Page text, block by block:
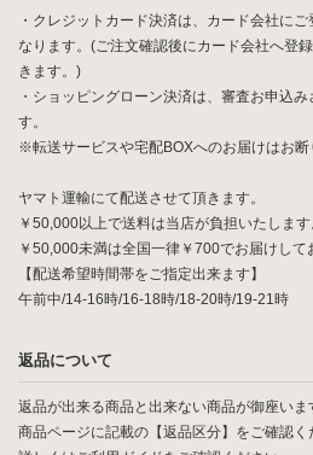
・クレジットカード決済は、カード会社に
なります。(ご注文確認後にカード会社へ登
きます。)
・ショッピングローン決済は、審査お申込
す。
※転送サービスや宅配BOXへのお届けはお断
ヤマト運輸にて配送させて頂きます。
￥50,000以上で送料は当店が負担いたします
￥50,000未満は全国一律￥700でお届けして
【配送希望時間帯をご指定出来ます】
午前中/14-16時/16-18時/18-20時/19-21時
返品について
返品が出来る商品と出来ない商品が御座いま
商品ページに記載の【返品区分】をご確認く